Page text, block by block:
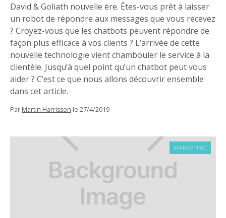
David & Goliath nouvelle ère. Êtes-vous prêt à laisser
un robot de répondre aux messages que vous recevez
? Croyez-vous que les chatbots peuvent répondre de
façon plus efficace à vos clients ? L’arrivée de cette
nouvelle technologie vient chambouler le service à la
clientèle. Jusqu’à quel point qu’un chatbot peut vous
aider ? C’est ce que nous allons découvrir ensemble
dans cet article.
Par Martin Harrisson le 27/4/2019
MARKETING